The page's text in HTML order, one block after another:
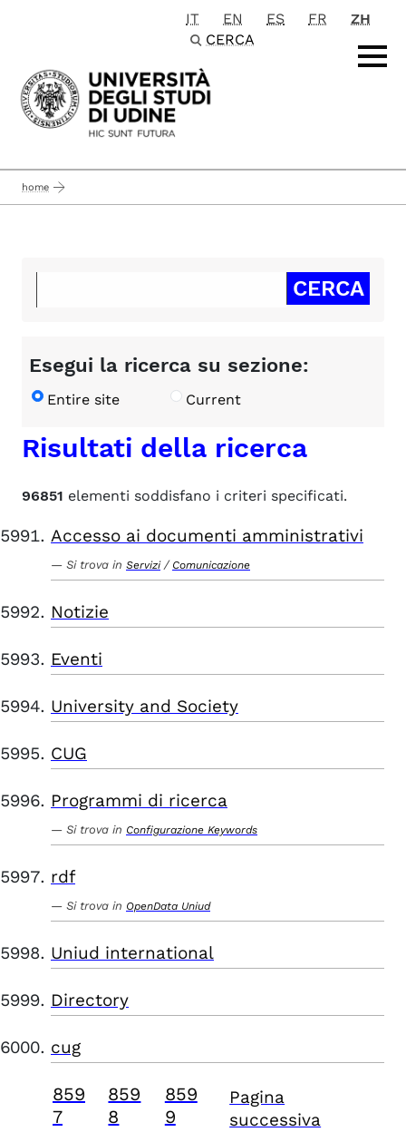
Passa al contenuto principale
IT EN ES FR
ZH
CERCA
home
Esegui la ricerca su sezione:
Entire site Current
Risultati della ricerca
96851 elementi soddisfano i criteri specificati.
Accesso ai documenti amministrativi
Si trova in Servizi / Comunicazione
Notizie
Eventi
University and Society
CUG
Programmi di ricerca
Si trova in Configurazione Keywords
rdf
Si trova in OpenData Uniud
Uniud international
Directory
cug
859
7
859
8
859
9
Pagina
successiva